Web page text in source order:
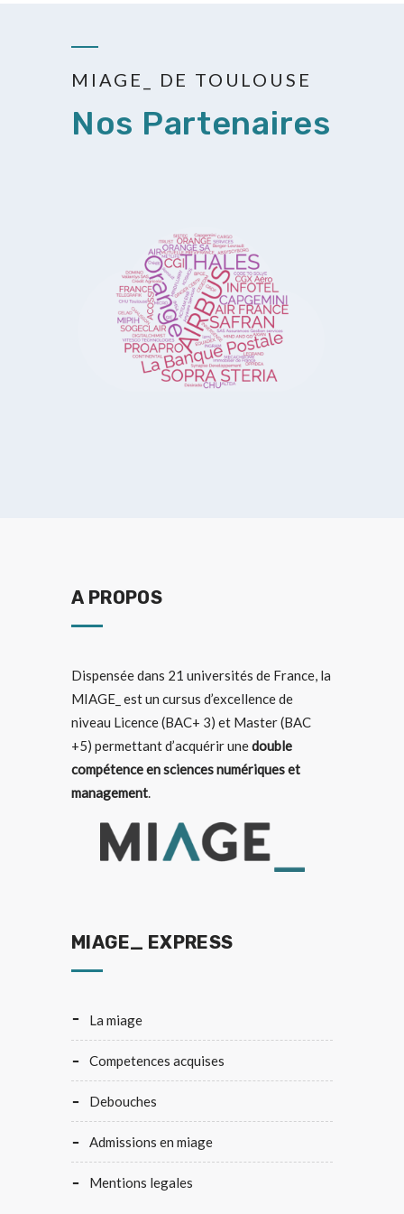
MIAGE_ DE TOULOUSE
Nos Partenaires
A PROPOS
Dispensée dans 21 universités de France , la
MIAGE_ est un cursus d’excellence de
niveau Licence (BAC+ 3) et Master (BAC
+5) permettant d’acquérir unedouble
compétence en sciences numériques et
management
MIAGE_ EXPRESS
la miage
competences acquises
debouches
admissions en miage
mentions legales